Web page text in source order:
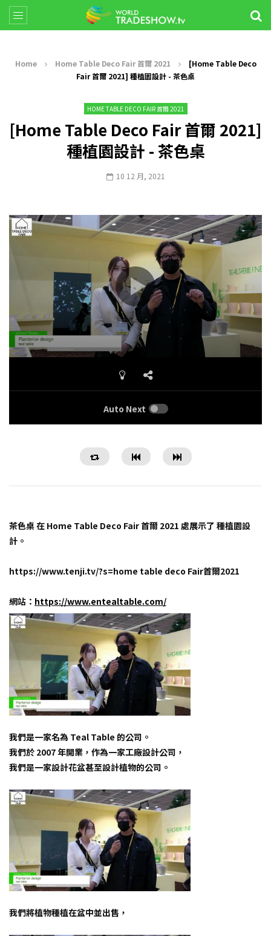
Home Home Table Deco Fair 首爾 2021
[Home Table Deco
Fair 首爾 2021] 種植園設計 - 茶色桌
HOME TABLE DECO FAIR 首爾 2021
[Home Table Deco Fair 首爾 2021]
種植園設計 - 茶色桌
10 12 月, 2021
Auto Next
茶色桌 在 Home Table Deco Fair 首爾 2021 處展示了 種植園設
計。
https://www.tenji.tv/?s=home table deco Fair首爾2021
網站： https://www.entealtable.com/
我們是一家名為 Teal Table 的公司。
我們於 2007 年開業，作為一家工廠設計公司，
我們是一家設計花盆甚至設計植物的公司。
我們將植物種植在盆中並出售，